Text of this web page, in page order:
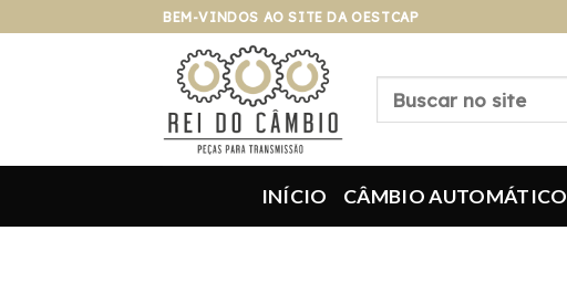
para
BEM-VINDOS AO SITE DA OESTCAP
Pesquisar
INÍCIO CÂMBIO AUTOMÁTICO